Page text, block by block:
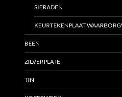
SIERADEN
KEURTEKENPLAAT
BEEN
ZILVERPLATE
TIN